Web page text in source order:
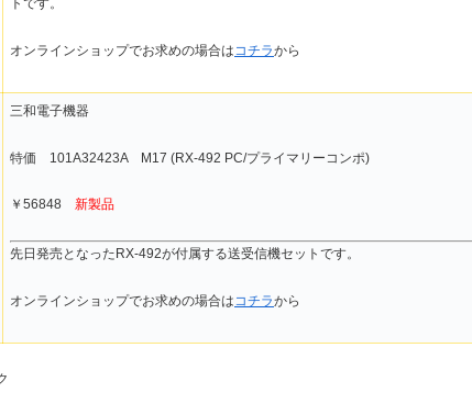
トです。
オンラインショップでお求めの場合は コチラから
三和電子機器
特価 101A32423A M17 (RX-492 PC/プライマリーコンポ)
￥56848 新製品
先日発売となったRX-492が付属する送受信機セットです。
オンラインショップでお求めの場合は コチラから